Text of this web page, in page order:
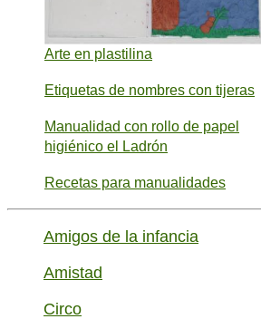
Arte en plastilina
Etiquetas de nombres con tijeras
Manualidad con rollo de papel
higiénico el Ladrón
Recetas para manualidades
Amigos de la infancia
Amistad
Circo